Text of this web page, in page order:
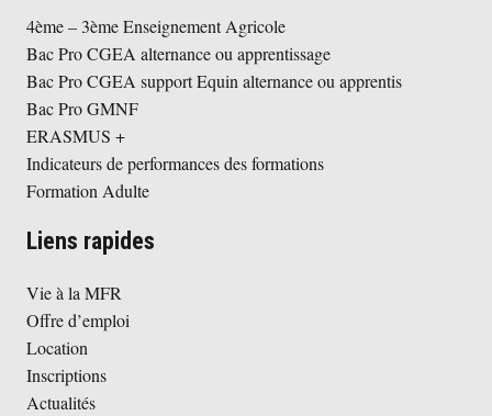
4ème – 3ème Enseignement Agricole
Bac Pro CGEA alternance ou apprentissage
Bac Pro CGEA support Equin alternance ou apprentis
Bac Pro GMNF
ERASMUS +
Indicateurs de performances des formations
Formation Adulte
Liens rapides
Vie à la MFR
Offre d’emploi
Location
Inscriptions
Actualités